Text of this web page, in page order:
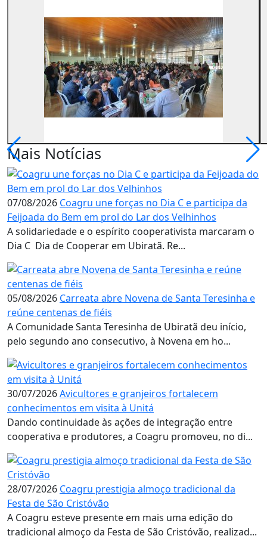
Mais Notícias
07/08/2026 Coagru une forças no Dia C e participa da
Feijoada do Bem em prol do Lar dos Velhinhos
A solidariedade e o espírito cooperativista marcaram o
Dia C  Dia de Cooperar em Ubiratã. Re...
05/08/2026 Carreata abre Novena de Santa Teresinha e
reúne centenas de fiéis
A Comunidade Santa Teresinha de Ubiratã deu início,
pelo segundo ano consecutivo, à Novena em ho...
30/07/2026Avicultores e granjeiros fortalecem
conhecimentos em visita à Unitá
Dando continuidade às ações de integração entre
cooperativa e produtores, a Coagru promoveu, no di...
28/07/2026 Coagru prestigia almoço tradicional da
Festa de São Cristóvão
A Coagru esteve presente em mais uma edição do
tradicional almoço da Festa de São Cristóvão, realizad...